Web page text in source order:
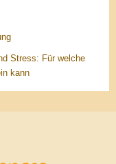
Stress: Für welche
kann